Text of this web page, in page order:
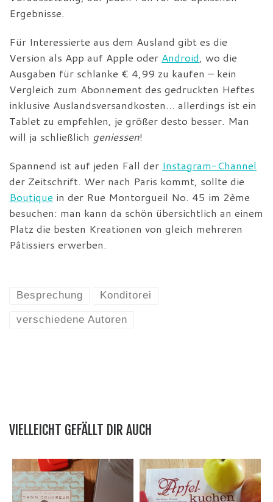
Ergebnisse.
Für Interessierte aus dem Ausland gibt es die
Version als App auf Apple oder Android, wo die
Ausgaben für schlanke € 4,99 zu kaufen – kein
Vergleich zum Abonnement des gedruckten Heftes
inklusive Auslandsversandkosten… allerdings ist ein
Tablet zu empfehlen, je größer desto besser. Man
will ja schließlich geniessen!
Spannend ist auf jeden Fall der Instagram-Channel
der Zeitschrift. Wer nach Paris kommt, sollte die
Boutique in der Rue Montorgueil No. 45 im 2ème
besuchen: man kann da schön übersichtlich an einem
Platz die besten Kreationen von gleich mehreren
Pâtissiers erwerben.
Besprechung Konditorei
verschiedene Autoren
VIELLEICHT GEFÄLLT DIR AUCH